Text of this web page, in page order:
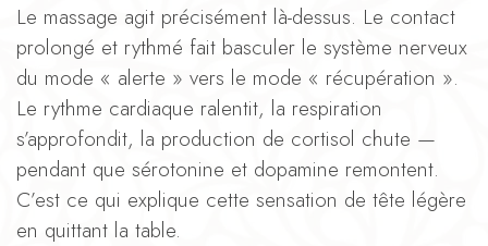
Le massage agit précisément là-dessus. Le contact
prolongé et rythmé fait basculer le système nerveux
du mode « alerte » vers le mode « récupération ».
Le rythme cardiaque ralentit, la respiration
s’approfondit, la production de cortisol chute —
pendant que sérotonine et dopamine remontent.
C’est ce qui explique cette sensation de tête légère
en quittant la table.